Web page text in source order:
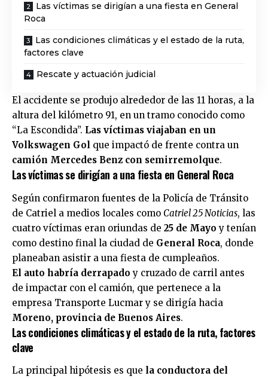
Las víctimas se dirigían a una fiesta en General
Roca
Las condiciones climáticas y el estado de la ruta,
factores clave
Rescate y actuación judicial
El accidente se produjo alrededor de las 11 horas, a la
altura del kilómetro 91, en un tramo conocido como
“La Escondida”. Las víctimas viajaban en un
Volkswagen Gol que impactó de frente contra un
camión Mercedes Benz con semirremolque.
Las víctimas se dirigían a una fiesta en General Roca
Según confirmaron fuentes de la Policía de Tránsito
de Catriel a medios locales como Catriel 25 Noticias, las
cuatro víctimas eran oriundas de 25 de Mayo y tenían
como destino final la ciudad de General Roca, donde
planeaban asistir a una fiesta de cumpleaños.
El auto habría derrapado y cruzado de carril antes
de impactar con el camión, que pertenece a la
empresa Transporte Lucmar y se dirigía hacia
Moreno, provincia de Buenos Aires.
Las condiciones climáticas y el estado de la ruta, factores
clave
La principal hipótesis es que la conductora del